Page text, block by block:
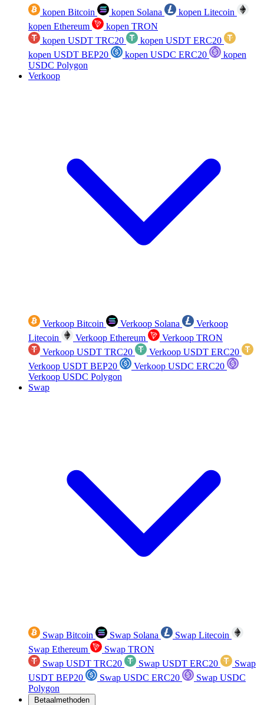
kopen Bitcoin kopen Solana
kopen Litecoin
kopen Ethereum
kopen TRON
kopen USDT TRC20
kopen USDT ERC20
kopen USDT BEP20
kopen USDC ERC20
kopen
USDC Polygon
Verkoop
Verkoop Bitcoin Verkoop Solana
Verkoop
Litecoin
Verkoop Ethereum
Verkoop TRON
Verkoop USDT TRC20
Verkoop USDT ERC20
Verkoop USDT BEP20
Verkoop USDC ERC20
Verkoop USDC Polygon
Swap
Swap Bitcoin Swap Solana
Swap Litecoin
Swap Ethereum
Swap TRON
Swap USDT TRC20
Swap USDT ERC20
Swap
USDT BEP20
Swap USDC ERC20
Swap USDC
Polygon
Betaalmethoden